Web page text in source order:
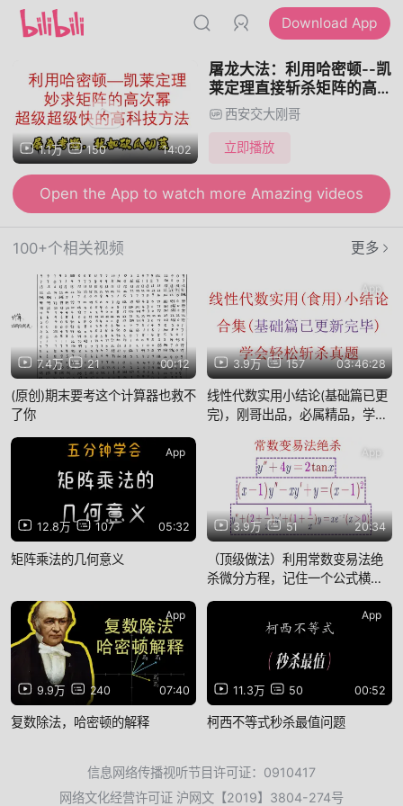
Download App
1.1万 150 14:02
屠龙大法：利用哈密顿--凯
莱定理直接斩杀矩阵的高次
幂，如有砍瓜切菜一般
西安交大刚哥
立即播放
Open the App to watch more Amazing videos
100+个相关视频 更多
7.4万 21 00:12
App
(原创)期末要考这个计算器也救不
了你
3.9万 157 03:46:28
App
线性代数实用小结论(基础篇已更
完)，刚哥出品，必属精品，学会
12.8万 107 05:32
App
矩阵乘法的几何意义
3.9万 51 20:34
App
（顶级做法）利用常数变易法绝
杀微分方程，记住一个公式横扫
9.9万 240 07:40
App
复数除法，哈密顿的解释
11.3万 50 00:52
App
柯西不等式秒杀最值问题
信息网络传播视听节目许可证：0910417
网络文化经营许可证 沪网文【2019】3804-274号